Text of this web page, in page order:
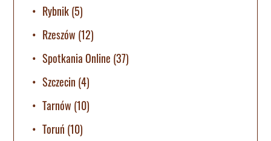
Rybnik(5)
Rzeszów (12)
Spotkania Online (37)
Szczecin (4)
Tarnów (10)
Toruń (10)